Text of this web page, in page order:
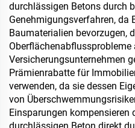
durchlässigen Betons durch
Genehmigungsverfahren, da
Baumaterialien bevorzugen,
Oberflächenabflussprobleme
Versicherungsunternehmen
Prämienrabatte für
verwenden, da sie dessen
von
Einsparungen